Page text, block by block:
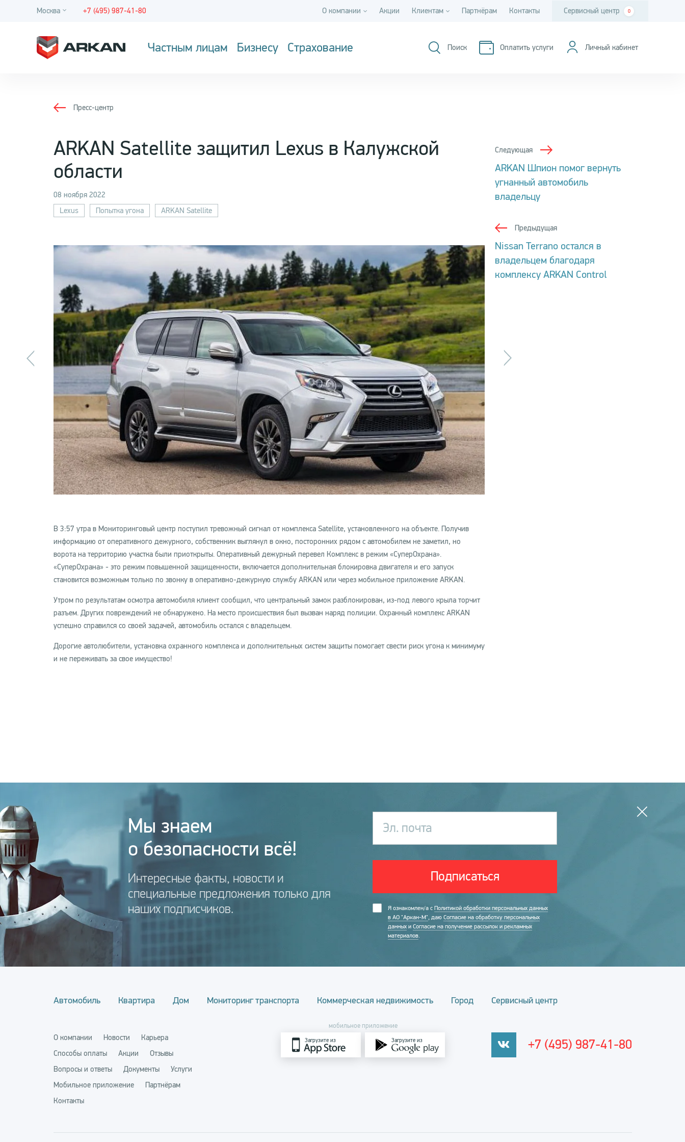
Москва +7 (495) 987-41-80 О компании Акции Клиентам Партнёрам Контакты Сервисный центр 0
Частным лицам Бизнесу Страхование Поиск Оплатить услуги Личный кабинет
Пресс-центр
ARKAN Satellite защитил Lexus в Калужской
области
08 ноября 2022
Lexus
Попытка угона ARKAN Satellite
В 3:57 утра в Мониторинговый центр поступил тревожный сигнал от комплекса Satellite, установленного на объекте. Получив
информацию от оперативного дежурного, собственник выглянул в окно, посторонних рядом с автомобилем не заметил, но
ворота на территорию участка были приоткрыты. Оперативный дежурный перевел Комплекс в режим «СуперОхрана».
«СуперОхрана» - это режим повышенной защищенности, включается дополнительная блокировка двигателя и его запуск
становится возможным только по звонку в оперативно-дежурную службу ARKAN или через мобильное приложение ARKAN.
Утром по результатам осмотра автомобиля клиент сообщил, что центральный замок разблокирован, из-под левого крыла торчит
разъем. Других повреждений не обнаружено. На место происшествия был вызван наряд полиции. Охранный комплекс ARKAN
успешно справился со своей задачей, автомобиль остался с владельцем.
Дорогие автолюбители, установка охранного комплекса и дополнительных систем защиты помогает свести риск угона к минимуму
и не переживать за свое имущество!
Следующая
ARKAN Шпион помог вернуть
угнанный автомобиль
владельцу
Предыдущая
Nissan Terrano остался в
владельцем благодаря
комплексу ARKAN Control
Мы знаем
о безопасности всё!
Интересные факты, новости и
специальные предложения только для
наших подписчиков.
Эл. почта
Подписаться
Я ознакомлен/а с Политикой обработки персональных данных
в АО "Аркан-М", даю Согласие на обработку персональных
данных и Согласие на получение рассылок и рекламных
материалов.
Автомобиль Квартира Дом Мониторинг транспорта Коммерческая недвижимость Город Сервисный центр
О компании Новости
Карьера
Способы оплаты
Акции
Отзывы
Вопросы и ответы
Документы
Услуги
Мобильное приложение
Партнёрам
Контакты
мобильное приложение
Загрузите из Загрузите из +7 (495) 987-41-80